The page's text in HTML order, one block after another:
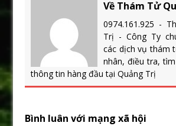
Về Thám Tử
0974.161.925 -
Trị - Công Ty
các dịch vụ thám
nhân, điều tra,
thông tin hàng đầu tại Quảng Trị
Bình luân với mạng xã hội